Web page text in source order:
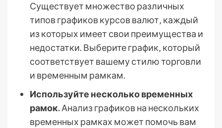
Существует множество различных
типов графиков курсов валют‚ каждый
из которых имеет свои преимущества и
недостатки. Выберите график‚ который
соответствует вашему стилю торговли
и временным рамкам.
Используйте несколько временных
рамок.Анализ графиков на нескольких
временных рамках может помочь вам